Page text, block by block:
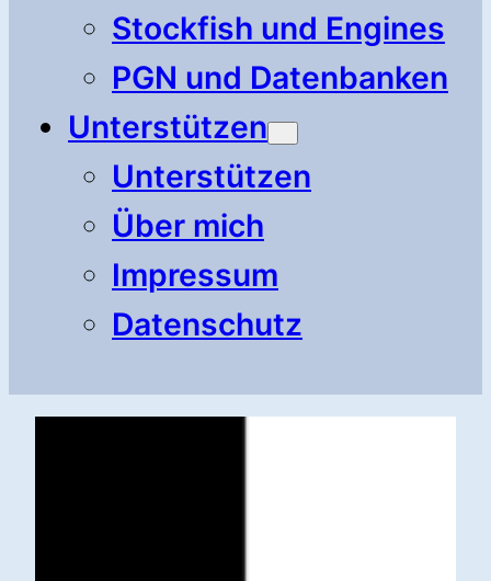
Stockfish und Engines
PGN und Datenbanken
Unterstützen
Unterstützen
Über mich
Impressum
Datenschutz